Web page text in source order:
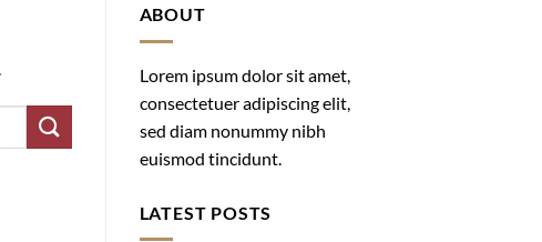
ABOUT
Lorem ipsum dolor sit amet,
consectetuer adipiscing elit,
sed diam nonummy nibh
euismod tincidunt.
LATEST POSTS